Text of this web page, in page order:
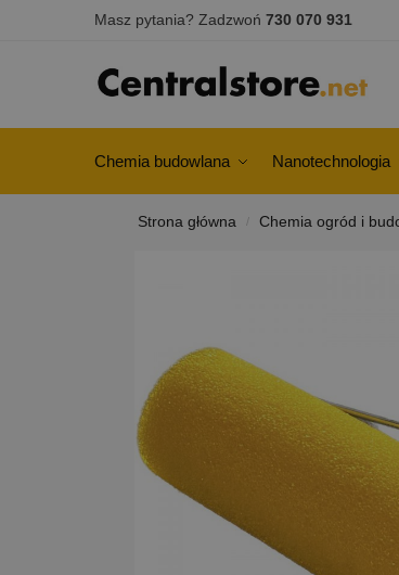
Masz pytania? Zadzwoń 730 070 931
Chemia budowlana Nanotechnologia
Strona główna / Chemia ogród i